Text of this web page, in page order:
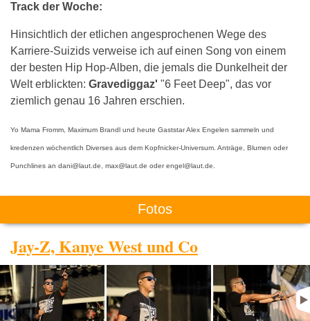
Track der Woche:
Hinsichtlich der etlichen angesprochenen Wege des
Karriere-Suizids verweise ich auf einen Song von einem
der besten Hip Hop-Alben, die jemals die Dunkelheit der
Welt erblickten: Gravediggaz' "6 Feet Deep", das vor
ziemlich genau 16 Jahren erschien.
Yo Mama Fromm, Maximum Brandl und heute Gaststar Alex Engelen sammeln und
kredenzen wöchentlich Diverses aus dem Kopfnicker-Universum. Anträge, Blumen oder
Punchlines an dani@laut.de, max@laut.de oder engel@laut.de.
Fotos
Jay-Z, Kanye West und Co